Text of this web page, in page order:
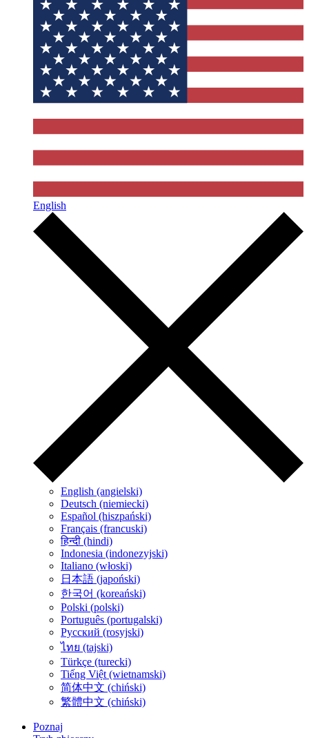
English
English (angielski)
Deutsch (niemiecki)
Español (hiszpański)
Français (francuski)
हिन्दी (hindi)
Indonesia (indonezyjski)
Italiano (włoski)
日本語 (japoński)
한국어 (koreański)
Polski (polski)
Português (portugalski)
Русский (rosyjski)
ไทย (tajski)
Türkçe (turecki)
Tiếng Việt (wietnamski)
简体中文 (chiński)
繁體中文 (chiński)
Poznaj